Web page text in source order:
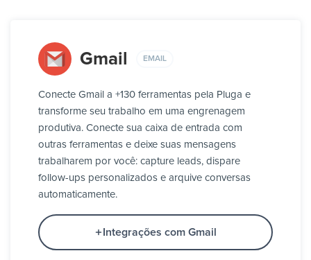
Gmail EMAIL
Conecte Gmail a +130 ferramentas pela Pluga e
transforme seu trabalho em uma engrenagem
produtiva. Conecte sua caixa de entrada com
outras ferramentas e deixe suas mensagens
trabalharem por você: capture leads, dispare
follow-ups personalizados e arquive conversas
automaticamente.
Integrações com Gmail